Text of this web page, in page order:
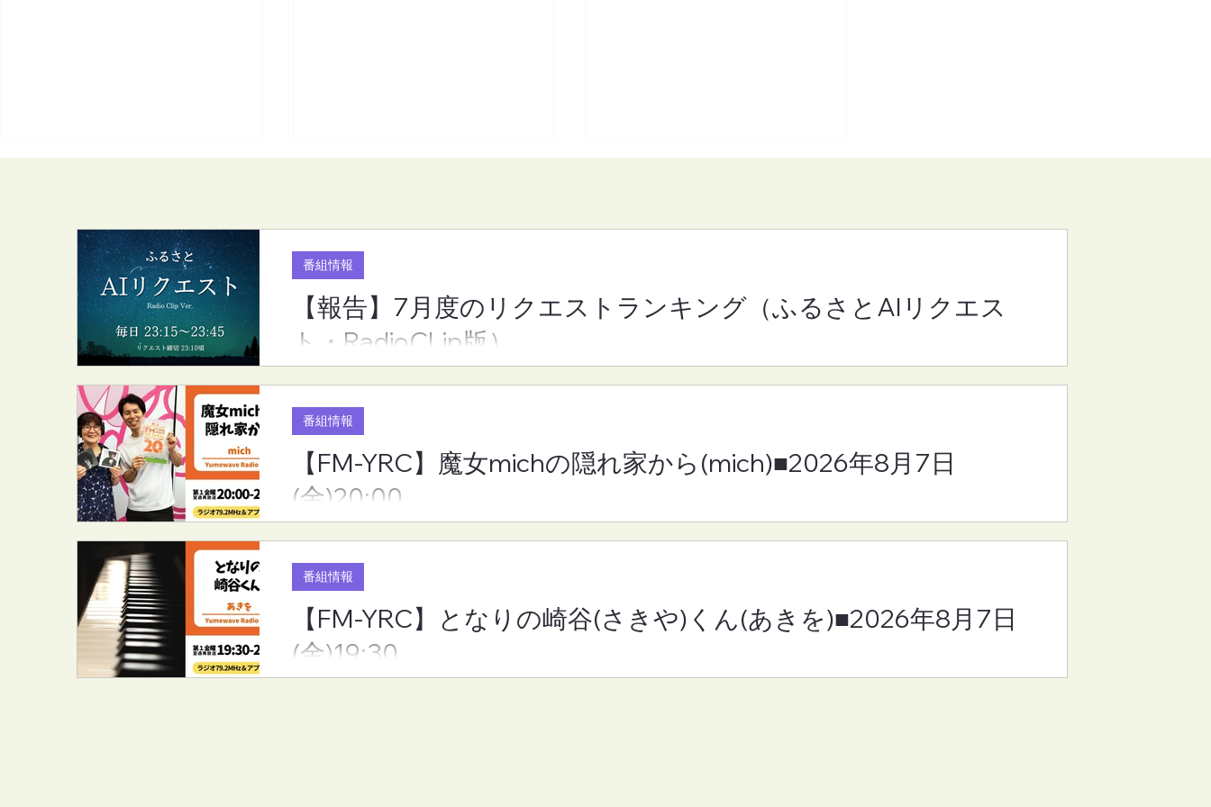
【報告】7月度のリクエスト
ランキング（ふるさとAIリク
エスト・RadioCLip版）
【FM-YRC】魔女michの隠れ
家から(mich)■2026年8月7日
【FM-YRC】となりの崎谷(さ
【報告】7月度のリクエストランキング（ふるさとAIリクエス
ト・RadioCLip版）
番組情報
【FM-YRC】魔女michの隠れ家から(mich)■2026年8月7日
(金)20:00
番組情報
【FM-YRC】となりの崎谷(さきや)くん(あきを)■2026年8月7日
(金)19:30
番組情報